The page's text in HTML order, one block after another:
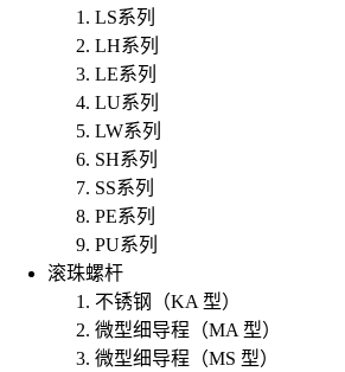
LS系列
LH系列
LE系列
LU系列
LW系列
SH系列
SS系列
PE系列
PU系列
滚珠螺杆
不锈钢（KA 型）
微型细导程（MA 型）
微型细导程（MS 型）